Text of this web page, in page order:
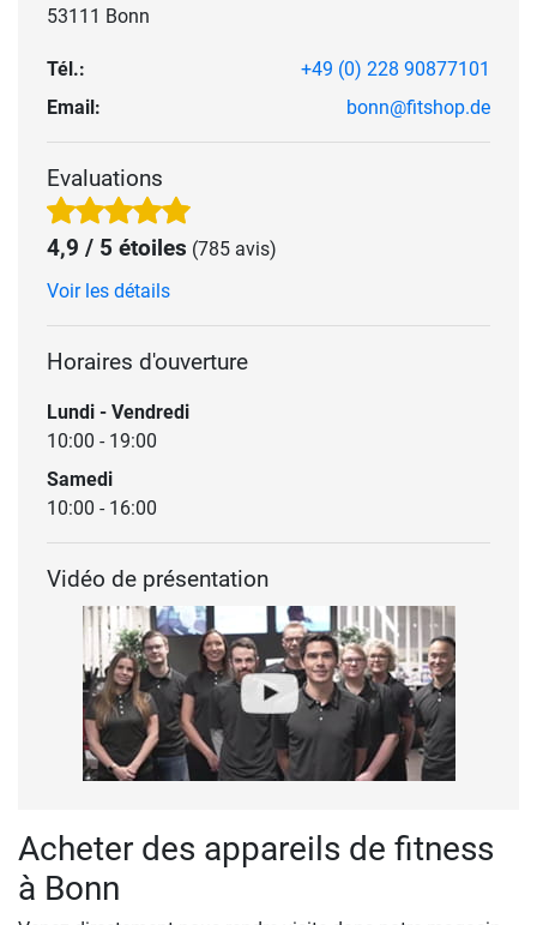
53111 Bonn
Tél.:
+49 (0) 228 90877101
Email:
bonn@fitshop.de
Evaluations
4,9 / 5 étoiles (785 avis)
Voir les détails
Horaires d'ouverture
Lundi - Vendredi
10:00 - 19:00
Samedi
10:00 - 16:00
Vidéo de présentation
Acheter des appareils de fitness
à Bonn